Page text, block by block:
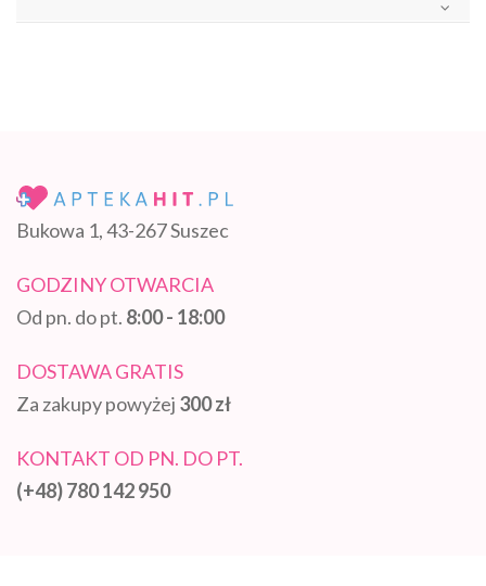
Bukowa 1, 43-267 Suszec
GODZINY OTWARCIA
Od pn. do pt. 8:00 - 18:00
DOSTAWA GRATIS
Za zakupy powyżej 300 zł
KONTAKT OD PN. DO PT.
(+48) 780 142 950